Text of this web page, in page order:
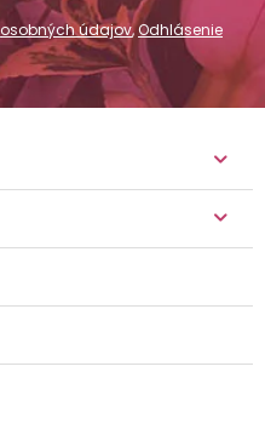
osobných údajov,Odhlásenie